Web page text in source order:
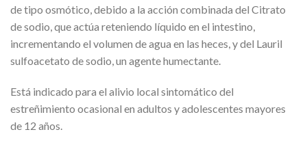
de tipo osmótico, debido a la acción combinada del Citrato
de sodio, que actúa reteniendo líquido en el intestino,
incrementando el volumen de agua en las heces, y del Lauril
sulfoacetato de sodio, un agente humectante.
Está indicado para el alivio local sintomático del
estreñimiento ocasional en adultos y adolescentes mayores
de 12 años.